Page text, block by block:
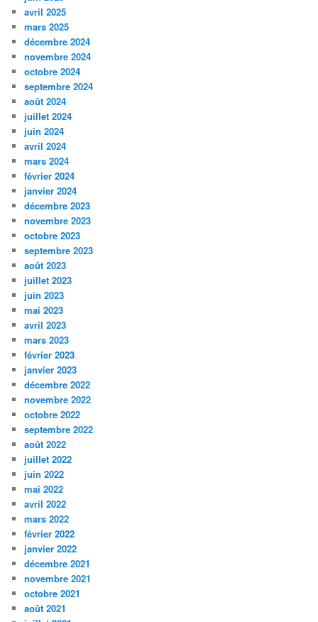
avril 2025
mars 2025
décembre 2024
novembre 2024
octobre 2024
septembre 2024
août 2024
juillet 2024
juin 2024
avril 2024
mars 2024
février 2024
janvier 2024
décembre 2023
novembre 2023
octobre 2023
septembre 2023
août 2023
juillet 2023
juin 2023
mai 2023
avril 2023
mars 2023
février 2023
janvier 2023
décembre 2022
novembre 2022
octobre 2022
septembre 2022
août 2022
juillet 2022
juin 2022
mai 2022
avril 2022
mars 2022
février 2022
janvier 2022
décembre 2021
novembre 2021
octobre 2021
août 2021